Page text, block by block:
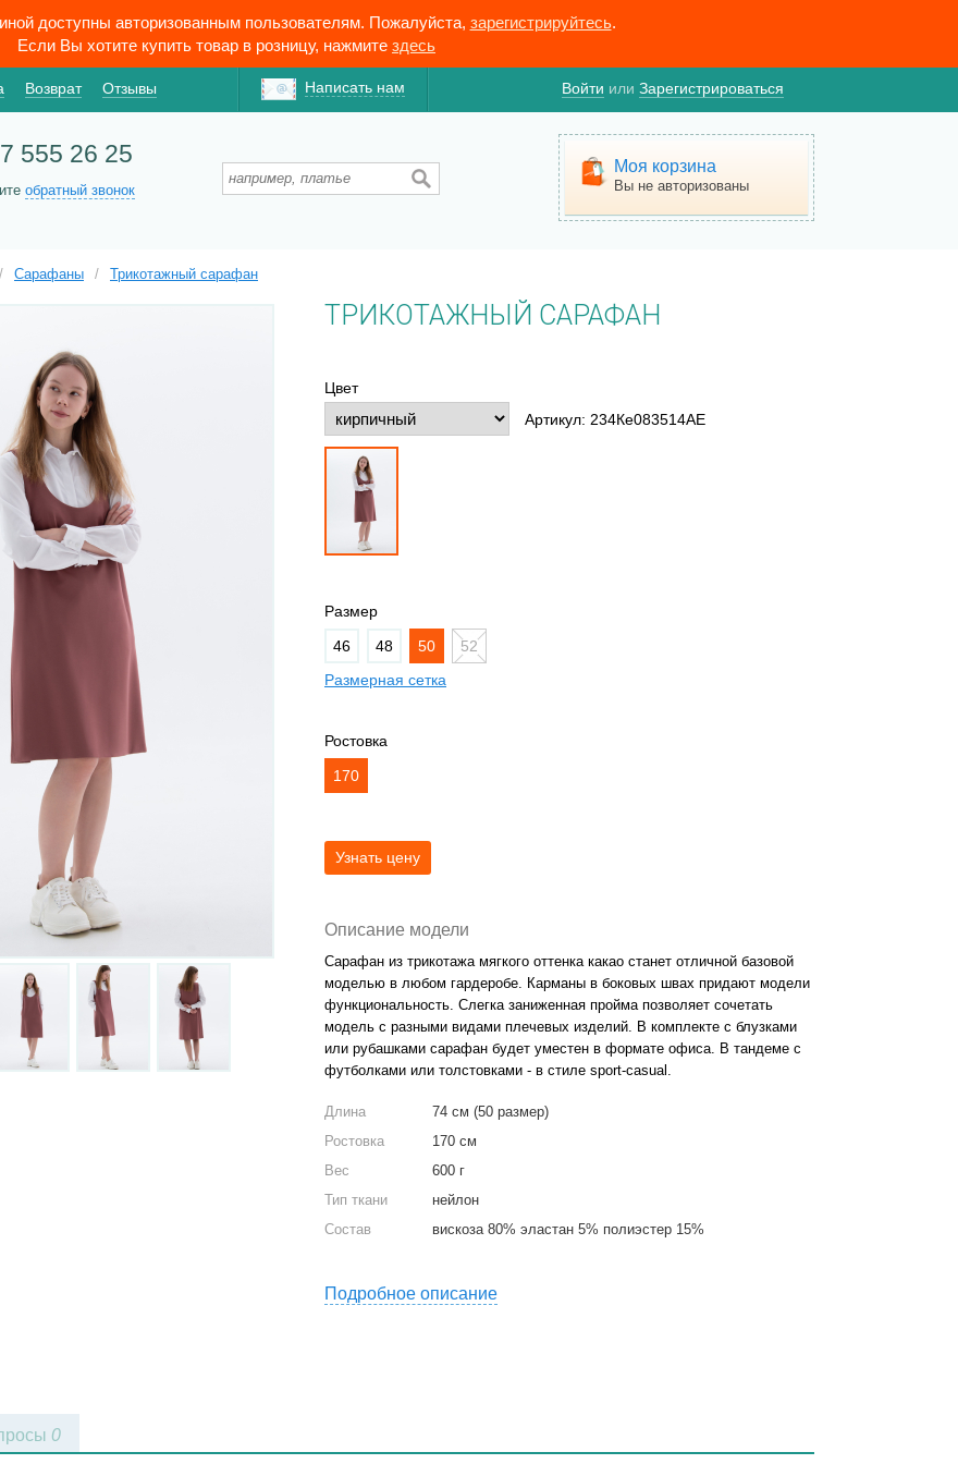
доступны авторизованным пользователям. Пожалуйста, зарегистрируйтесь.
Если Вы хотите купить товар в розницу, нажмите здесь
Возврат Отзывы Написать нам Войти или Зарегистрироваться
555 26 25
обратный звонок
Моя корзина
Вы не авторизованы
/ Сарафаны / Трикотажный сарафан
ТРИКОТАЖНЫЙ САРАФАН
Цвет
Артикул: 234Ке083514АЕ
Размер
46
48 50
52
Размерная сетка
Ростовка
170
Описание модели
Сарафан из трикотажа мягкого оттенка какао станет отличной базовой
моделью в любом гардеробе. Карманы в боковых швах придают модели
функциональность. Слегка заниженная пройма позволяет сочетать
модель с разными видами плечевых изделий. В комплекте с блузками
или рубашками сарафан будет уместен в формате офиса. В тандеме с
футболками или толстовками - в стиле sport-casual.
Длина
74 см (50 размер)
Ростовка
170 см
Вес
600 г
Тип ткани
нейлон
Состав
вискоза 80% эластан 5% полиэстер 15%
Подробное описание
0